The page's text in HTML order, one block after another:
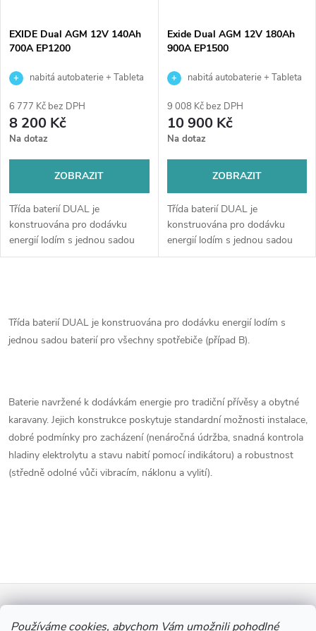
Používáme cookies, abychom Vám umožnili pohodlné
EXIDE Dual AGM 12V 140Ah
700A EP1200
nabitá autobaterie + Tableta
výkup staré baterie při doručení
nebo v prodejně Jinočany
6 777 Kč bez DPH
8 200 Kč
Na dotaz
ZOBRAZIT
Třída baterií DUAL je
konstruována pro dodávku
energií lodím s jednou sadou
baterií pro všechny spotřebiče
Exide Dual AGM 12V 180Ah
900A EP1500
nabitá autobaterie + Tableta
výkup staré baterie při doručení
nebo v prodejně Jinočany
9 008 Kč bez DPH
10 900 Kč
Na dotaz
ZOBRAZIT
Třída baterií DUAL je
konstruována pro dodávku
energií lodím s jednou sadou
baterií pro všechny spotřebiče
v
l
d
a
c
v
k
Třída baterií DUAL je konstruována pro dodávku energií lodím s
jednou sadou baterií pro všechny spotřebiče (případ B).
Baterie navržené k dodávkám energie pro tradiční přívěsy a obytné
karavany. Jejich konstrukce poskytuje standardní možnosti instalace,
dobré podmínky pro zacházení (nenáročná údržba, snadná kontrola
hladiny elektrolytu a stavu nabití pomocí indikátoru) a robustnost
(středně odolné vůči vibracím, náklonu a vylití).
Z